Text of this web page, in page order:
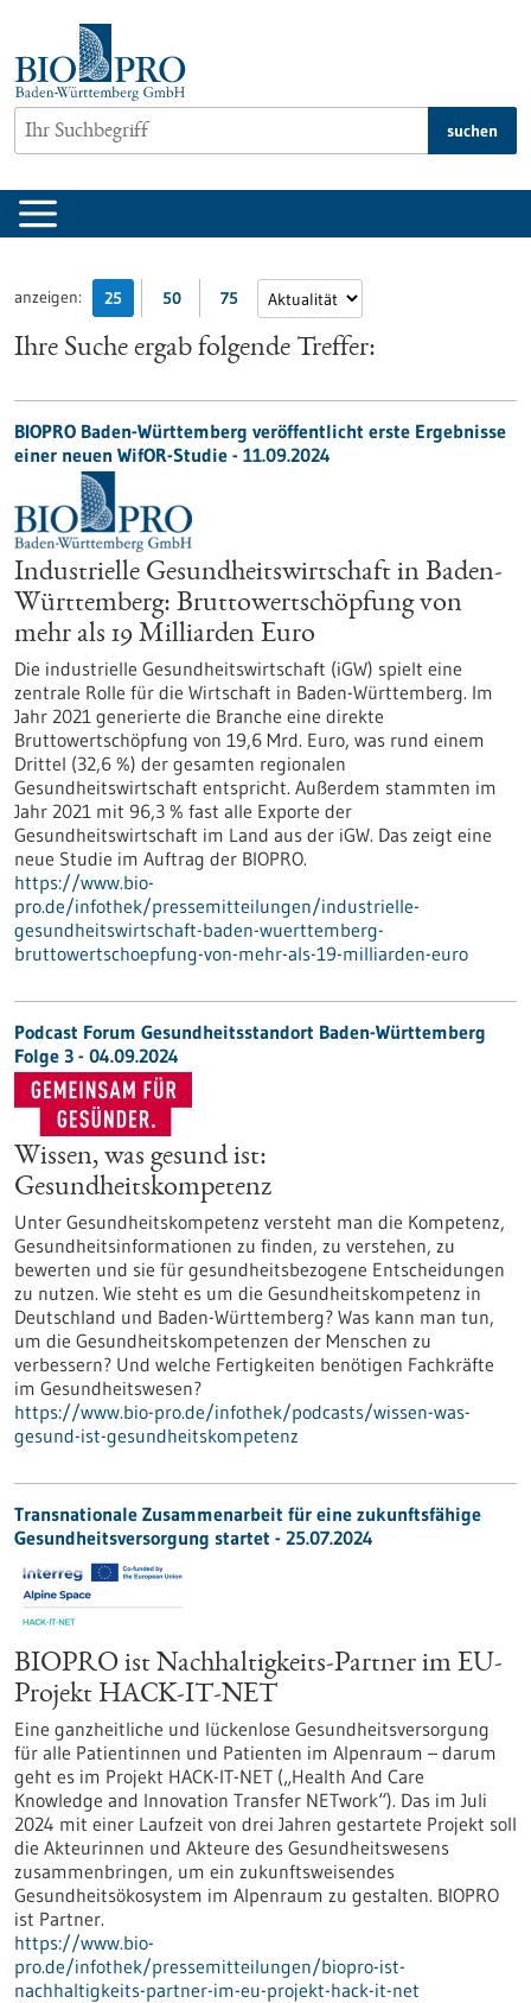
springen
suchen
anzeigen: 25 50 75
Ihre Suche ergab folgende Treffer:
BIOPRO Baden-Württemberg veröffentlicht erste Ergebnisse
einer neuen WifOR-Studie - 11.09.2024
Industrielle Gesundheitswirtschaft in Baden-
Württemberg: Bruttowertschöpfung von
mehr als 19 Milliarden Euro
Die industrielle Gesundheitswirtschaft (iGW) spielt eine
zentrale Rolle für die Wirtschaft in Baden-Württemberg. Im
Jahr 2021 generierte die Branche eine direkte
Bruttowertschöpfung von 19,6 Mrd. Euro, was rund einem
Drittel (32,6 %) der gesamten regionalen
Gesundheitswirtschaft entspricht. Außerdem stammten im
Jahr 2021 mit 96,3 % fast alle Exporte der
Gesundheitswirtschaft im Land aus der iGW. Das zeigt eine
neue Studie im Auftrag der BIOPRO.
https://www.bio-
pro.de/infothek/pressemitteilungen/industrielle-
gesundheitswirtschaft-baden-wuerttemberg-
bruttowertschoepfung-von-mehr-als-19-milliarden-euro
Podcast Forum Gesundheitsstandort Baden-Württemberg
Folge 3 - 04.09.2024
Wissen, was gesund ist:
Gesundheitskompetenz
Unter Gesundheitskompetenz versteht man die Kompetenz,
Gesundheitsinformationen zu finden, zu verstehen, zu
bewerten und sie für gesundheitsbezogene Entscheidungen
zu nutzen. Wie steht es um die Gesundheitskompetenz in
Deutschland und Baden-Württemberg? Was kann man tun,
um die Gesundheitskompetenzen der Menschen zu
verbessern? Und welche Fertigkeiten benötigen Fachkräfte
im Gesundheitswesen?
https://www.bio-pro.de/infothek/podcasts/wissen-was-
gesund-ist-gesundheitskompetenz
Transnationale Zusammenarbeit für eine zukunftsfähige
Gesundheitsversorgung startet - 25.07.2024
BIOPRO ist Nachhaltigkeits-Partner im EU-
Projekt HACK-IT-NET
Eine ganzheitliche und lückenlose Gesundheitsversorgung
für alle Patientinnen und Patienten im Alpenraum – darum
geht es im Projekt HACK-IT-NET („Health And Care
Knowledge and Innovation Transfer NETwork“). Das im Juli
2024 mit einer Laufzeit von drei Jahren gestartete Projekt soll
die Akteurinnen und Akteure des Gesundheitswesens
zusammenbringen, um ein zukunftsweisendes
Gesundheitsökosystem im Alpenraum zu gestalten. BIOPRO
ist Partner.
https://www.bio-
pro.de/infothek/pressemitteilungen/biopro-ist-
nachhaltigkeits-partner-im-eu-projekt-hack-it-net